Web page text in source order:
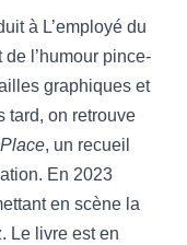
comme une
les états
qui évoluent
décors,
se fait alors
des plus
Mag
à L’employé du
l’humour pince-
graphiques et
tard, on retrouve
, un recueil
En 2023
en scène la
Le livre est en